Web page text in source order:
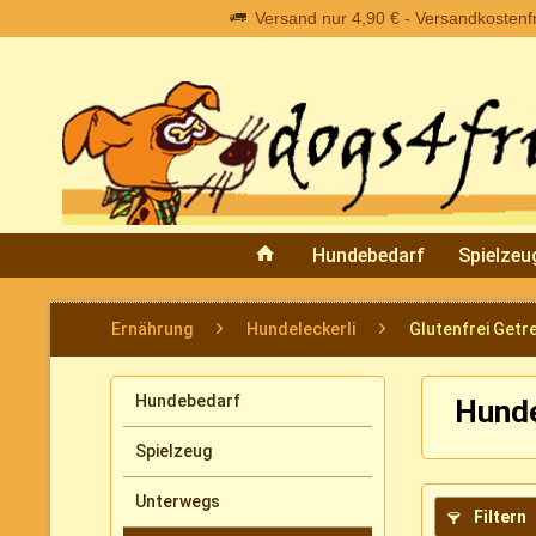
Versand nur 4,90 € -
Hundebedarf
Ernährung Hundeleckerli Glutenfrei
Hundebedarf
Spielzeug
Unterwegs
Filtern